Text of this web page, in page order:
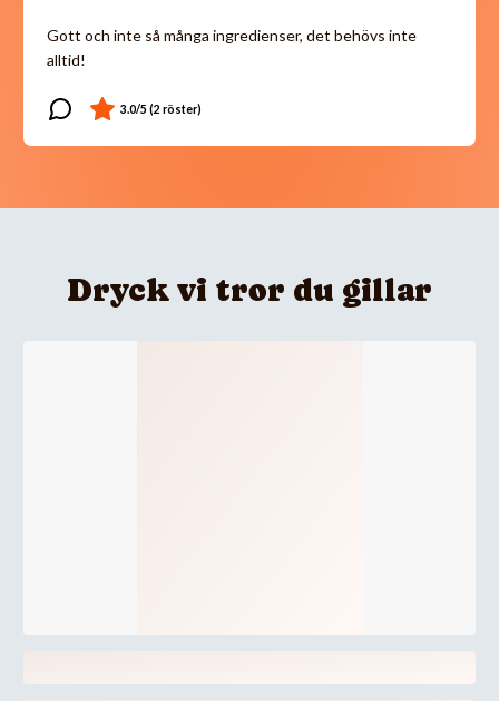
Gott och inte så många ingredienser, det behövs inte
alltid!
Dryck vi tror du gillar